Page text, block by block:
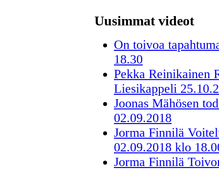
Uusimmat videot
On toivoa
18.30
Pekka Reinikainen
Liesikappeli
Joonas Mähösen
02.09.2018
Jorma Finnilä
02.09.2018 klo
Jorma Finnilä